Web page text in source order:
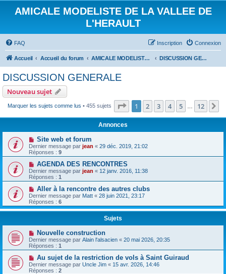
AMICALE MODELISTE DE LA VALLEE DE
L'HERAULT
FAQ Connexion
Inscription
Accueil Accueil du forum AMICALE MODELISTE DE LA VALLEE DE L'HERAULT DISCUSSION GENERALE
DISCUSSION GENERALE
Nouveau sujet
Marquer les sujets comme lus • 455 sujets Page 1sur12
1 2 3 4 5 12
Annonces
Site web et forum
Dernier message par jean « 29 déc. 2019, 21:02
Réponses : 9
AGENDA DES RENCONTRES
Dernier message par jean « 12 janv. 2016, 11:38
Réponses : 1
Aller à la rencontre des autres clubs
Dernier message par Matt « 28 juin 2021, 23:17
Réponses : 6
Sujets
Nouvelle construction
Dernier message par Alain l'alsacien « 20 mai 2026, 20:35
Réponses : 1
Au sujet de la restriction de vols à Saint Guiraud
Dernier message par Uncle Jim « 15 avr. 2026, 14:46
Réponses : 2